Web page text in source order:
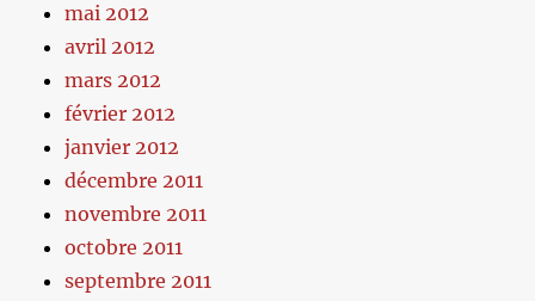
mai 2012
avril 2012
mars 2012
février 2012
janvier 2012
décembre 2011
novembre 2011
octobre 2011
septembre 2011